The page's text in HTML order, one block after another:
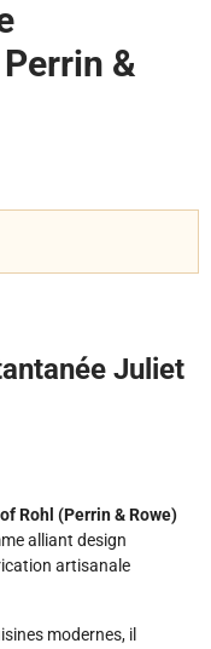
&
Juliet
Rohl (Perrin & Rowe)
alliant design
artisanale
modernes, il